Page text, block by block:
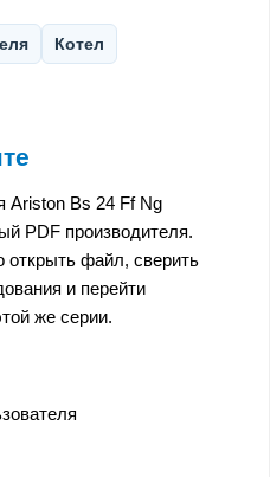
Котел
Ariston Bs 24 Ff Ng
PDF производителя.
открыть файл, сверить
и перейти
же серии.